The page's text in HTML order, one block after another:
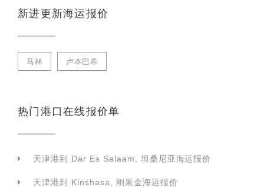
新进更新海运报价
马林 卢本巴希
热门港口在线报价单
天津港到 Dar Es Salaam, 坦桑尼亚海运报价
天津港到 Kinshasa, 刚果金海运报价